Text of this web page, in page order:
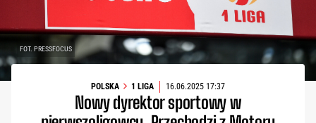
FOT. PRESSFOCUS
POLSKA 1 LIGA 16.06.2025 17:37
Nowy dyrektor sportowy w